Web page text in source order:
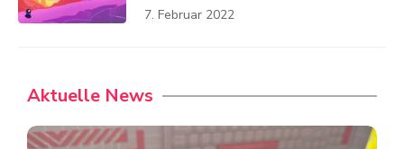
7. Februar 2022
Aktuelle News